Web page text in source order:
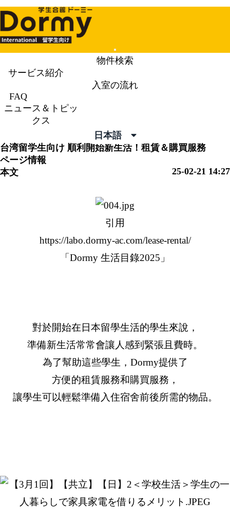
Mobile
Menu
物件検索
サービス紹介
入室の流れ
FAQ
ニュース＆トピッ
クス
日本語
ニュース＆トピックス
台湾留学生向け 順利開始新生活！租賃＆購買服務
ページ情報
25-02-21 14:27
本文
引用
https://labo.dormy-ac.com/lease-rental/
「Dormy 生活目錄2025」
對於開始在日本留學生活的學生來說，
準備新生活常常會讓人感到緊張且費時。
為了幫助這些學生，Dormy提供了
方便的租賃服務和購買服務，
讓學生可以輕鬆準備入住宿舍前後所需的物品。